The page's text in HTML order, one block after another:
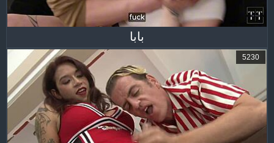
بابا
5230